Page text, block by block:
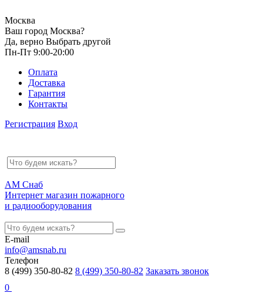
Москва
Ваш город Москва?
Да, верно Выбрать другой
Пн-Пт 9:00-20:00
Оплата
Доставка
Гарантия
Контакты
Регистрация Вход
АМ Снаб
Интернет магазин пожарного
и радиооборудования
E-mail
info@amsnab.ru
Телефон
8 (499) 350-80-82 8 (499) 350-80-82 Заказать звонок
0